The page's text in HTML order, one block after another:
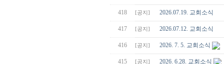
418 [공지] 2026.07.19. 교회소식
417 [공지] 2026.07.12. 교회소식
416 [공지] 2026. 7. 5. 교회소식
415 [공지] 2026. 6.28. 교회소식